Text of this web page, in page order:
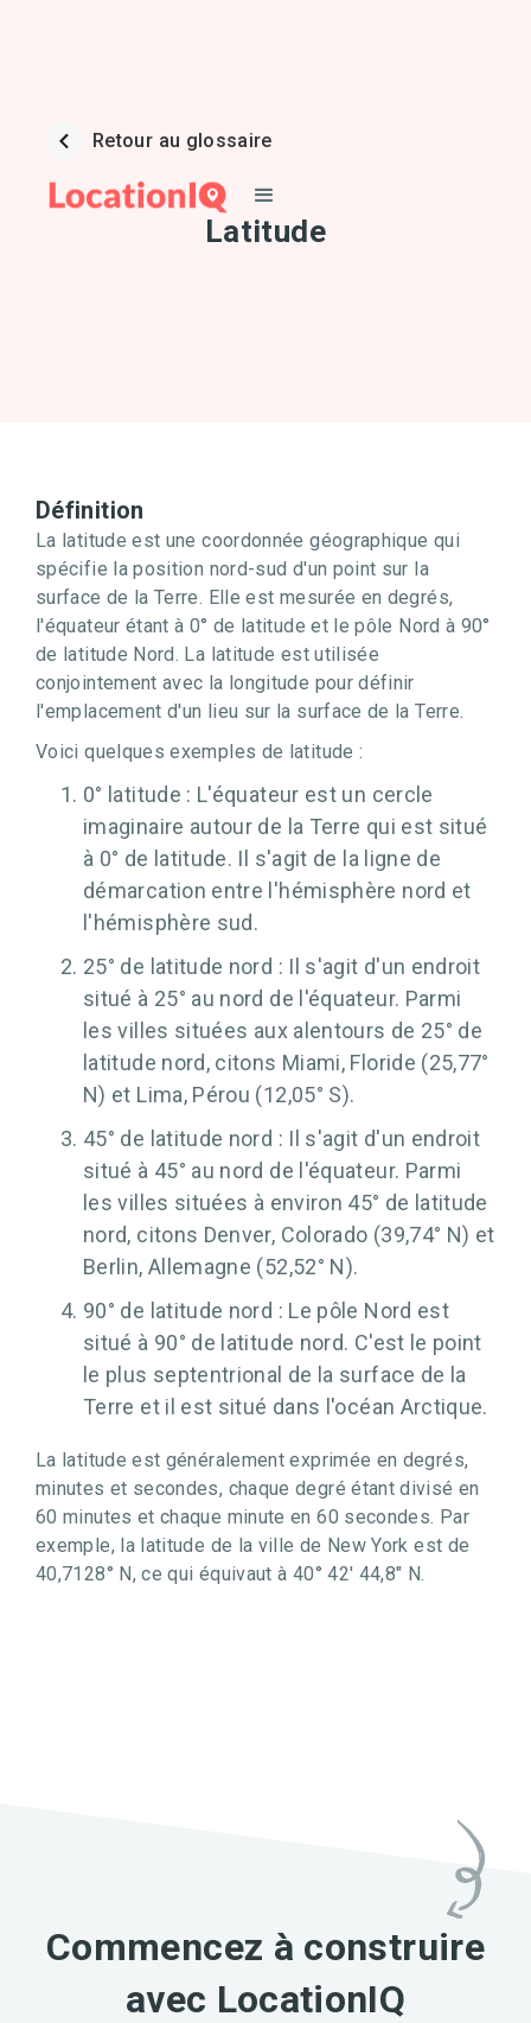
Retour au glossaire
Latitude
Définition
La latitude est une coordonnée géographique qui
spécifie la position nord-sud d'un point sur la
surface de la Terre. Elle est mesurée en degrés,
l'équateur étant à 0° de latitude et le pôle Nord à 90°
de latitude Nord. La latitude est utilisée
conjointement avec la longitude pour définir
l'emplacement d'un lieu sur la surface de la Terre.
Voici quelques exemples de latitude :
0° latitude : L'équateur est un cercle
imaginaire autour de la Terre qui est situé
à 0° de latitude. Il s'agit de la ligne de
démarcation entre l'hémisphère nord et
l'hémisphère sud.
25° de latitude nord : Il s'agit d'un endroit
situé à 25° au nord de l'équateur. Parmi
les villes situées aux alentours de 25° de
latitude nord, citons Miami, Floride (25,77°
N) et Lima, Pérou (12,05° S).
45° de latitude nord : Il s'agit d'un endroit
situé à 45° au nord de l'équateur. Parmi
les villes situées à environ 45° de latitude
nord, citons Denver, Colorado (39,74° N) et
Berlin, Allemagne (52,52° N).
90° de latitude nord : Le pôle Nord est
situé à 90° de latitude nord. C'est le point
le plus septentrional de la surface de la
Terre et il est situé dans l'océan Arctique.
La latitude est généralement exprimée en degrés,
minutes et secondes, chaque degré étant divisé en
60 minutes et chaque minute en 60 secondes. Par
exemple, la latitude de la ville de New York est de
40,7128° N, ce qui équivaut à 40° 42' 44,8" N.
Commencez à construire
avec LocationIQ